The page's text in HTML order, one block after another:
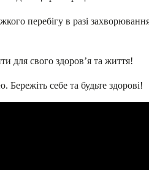
перебігу в разі
для свого здоров’я та життя!
себе та будьте здорові!